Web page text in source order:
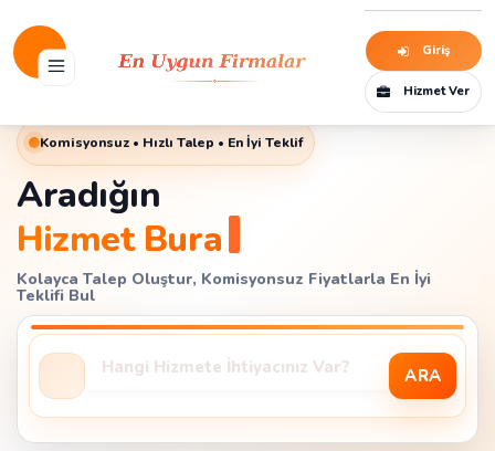
Giriş
Hizmet Ver
Komisyonsuz • Hızlı Talep • En İyi Teklif
Aradığın
Hizmet Burada!
Kolayca Talep Oluştur, Komisyonsuz Fiyatlarla En İyi
Teklifi Bul
ARA